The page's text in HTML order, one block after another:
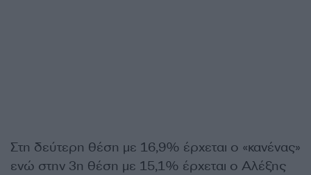
Στη δεύτερη θέση με 16,9% έρχεται ο «κανένας»
ενώ στην 3η θέση με 15,1% έρχεται ο Αλέξης